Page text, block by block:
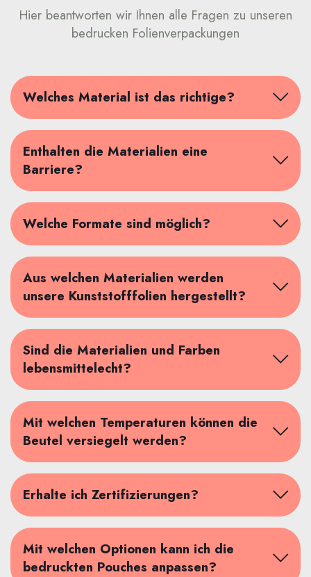
Hier beantworten wir Ihnen alle Fragen zu unseren
bedrucken Folienverpackungen
Welches Material ist das richtige?
Enthalten die Materialien eine
Barriere?
Welche Formate sind möglich?
Aus welchen Materialien werden
unsere Kunststofffolien hergestellt?
Sind die Materialien und Farben
lebensmittelecht?
Mit welchen Temperaturen können die
Beutel versiegelt werden?
Erhalte ich Zertifizierungen?
Mit welchen Optionen kann ich die
bedruckten Pouches anpassen?